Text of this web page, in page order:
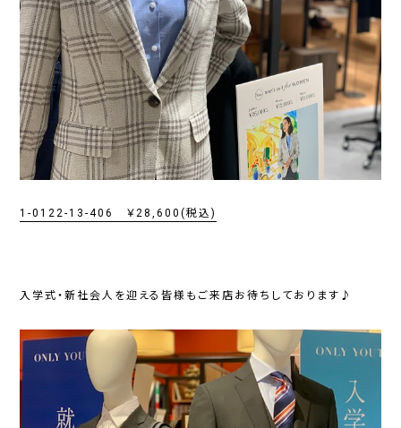
1-0122-13-406 ￥28,600(税込)
入学式・新社会人を迎える皆様もご来店お待ちしております♪